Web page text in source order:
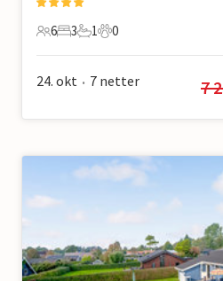
6 Gjester
6
3 Soverom
3
1 Bad
1
0 Kjæledyr
0
24. okt • 7 netter 7